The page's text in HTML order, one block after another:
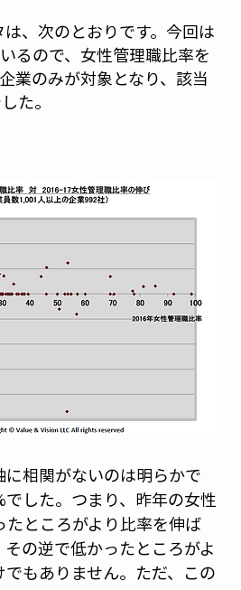
、次のとおりです。今回は
るので、女性管理職比率を
業のみが対象となり、該当
た。
相関がないのは明らかで
でした。つまり、昨年の女性
ところがより比率を伸ば
の逆で低かったところがよ
もありません。ただ、この